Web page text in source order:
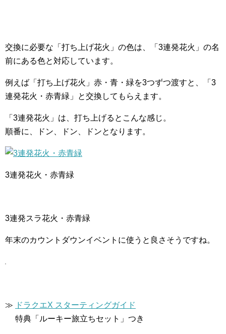
交換に必要な「打ち上げ花火」の色は、「3連発花火」の名
前にある色と対応しています。
例えば「打ち上げ花火」赤・青・緑を3つずつ渡すと、「3
連発花火・赤青緑」と交換してもらえます。
「3連発花火」は、打ち上げるとこんな感じ。
順番に、ドン、ドン、ドンとなります。
3連発花火・赤青緑
3連発スラ花火・赤青緑
年末のカウントダウンイベントに使うと良さそうですね。
≫ ドラクエX スターティングガイド
特典「ルーキー旅立ちセット」つき